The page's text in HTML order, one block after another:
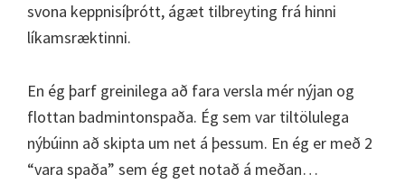
svona keppnisíþrótt, ágæt tilbreyting frá hinni
líkamsræktinni.
En ég þarf greinilega að fara versla mér nýjan og
flottan badmintonspaða. Ég sem var tiltölulega
nýbúinn að skipta um net á þessum. En ég er með 2
“vara spaða” sem ég get notað á meðan…